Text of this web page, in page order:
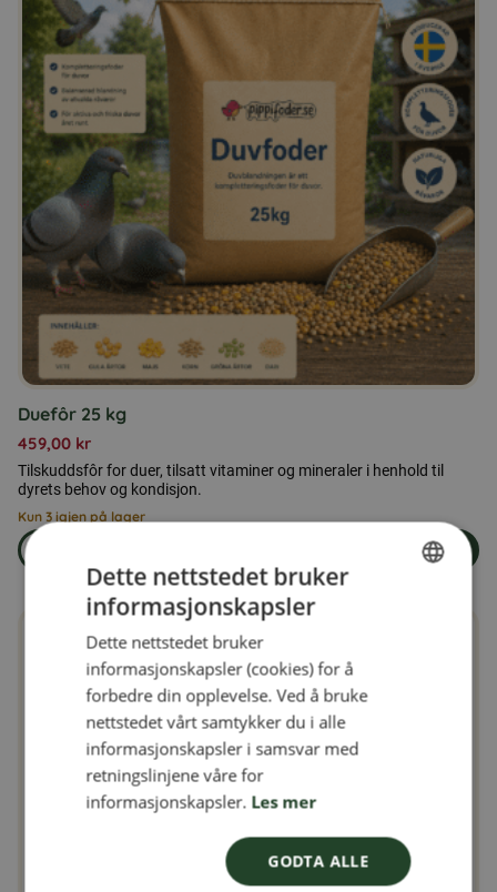
Duefôr 25 kg
459,00 kr
Tilskuddsfôr for duer, tilsatt vitaminer og mineraler i henhold til
dyrets behov og kondisjon.
Kun 3 igjen på lager
Legg i handlekurven
Dette nettstedet bruker
informasjonskapsler
Dette nettstedet bruker
informasjonskapsler (cookies) for å
forbedre din opplevelse. Ved å bruke
nettstedet vårt samtykker du i alle
informasjonskapsler i samsvar med
retningslinjene våre for
informasjonskapsler. Les mer
GODTA ALLE